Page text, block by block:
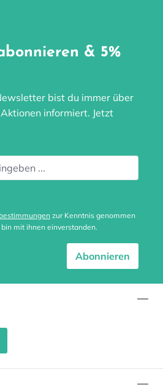
& 5%
bist du immer über
informiert. Jetzt
zur Kenntnis genommen
mit ihnen einverstanden.
Abonnieren